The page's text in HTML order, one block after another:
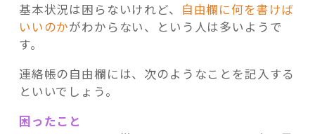
基本状況は困らないけれど、 自由欄に何を書けば
いいのかがわからない、という人は多いようで
す。
連絡帳の自由欄には、次のようなことを記入する
といいでしょう。
困ったこと